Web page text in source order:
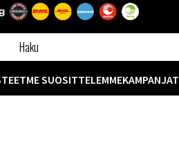
ME SUOSITTELEMMEKAMPANJAT